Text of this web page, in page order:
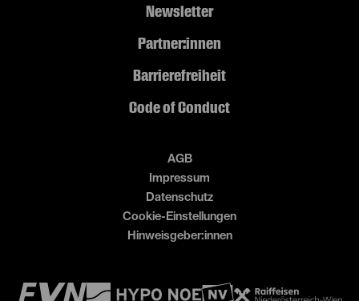
Newsletter
Partner:innen
Barrierefreiheit
Code of Conduct
AGB
Impressum
Datenschutz
Cookie-Einstellungen
Hinweisgeber:innen